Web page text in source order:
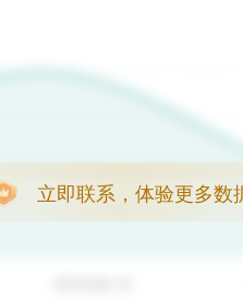
立即联系，体验更多数